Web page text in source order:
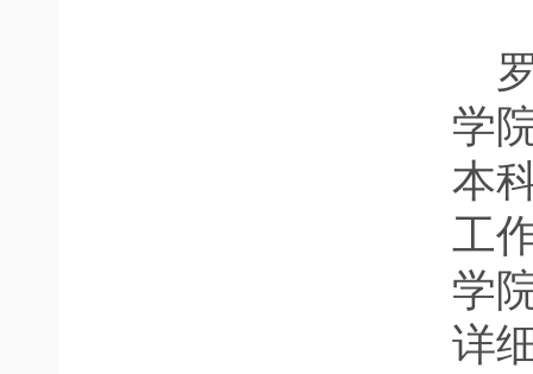
学
本
工
学
详